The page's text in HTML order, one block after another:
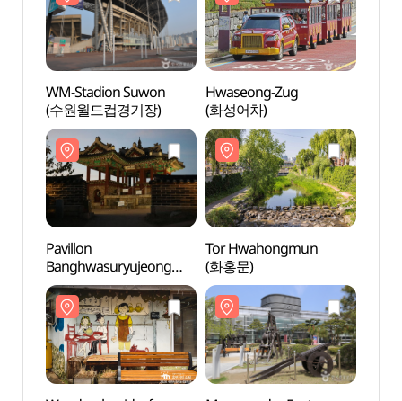
WM-Stadion Suwon
(수원월드컵경기장)
Hwaseong-Zug
(화성어차)
Pavillon
Banghwasuryujeong
(방화수류정(동북각루))
Tor Hwahongmun
(화홍문)